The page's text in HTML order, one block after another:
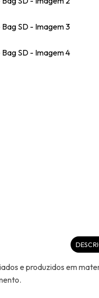
e produzidos em